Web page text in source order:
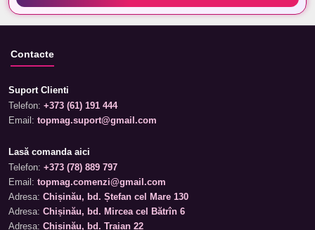
Contacte
Suport Clienti
Telefon: +373 (61) 191 444
Email: topmag.suport@gmail.com
Lasă comanda aici
Telefon: +373 (78) 889 797
Email: topmag.comenzi@gmail.com
Adresa: Chișinău, bd. Ștefan cel Mare 130
Adresa: Chișinău, bd. Mircea cel Bătrîn 6
Adresa: Chișinău, bd. Traian 22